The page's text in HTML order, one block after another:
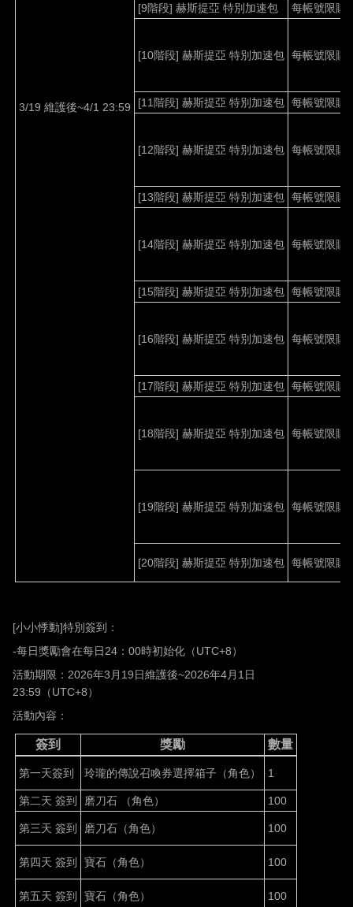
3/19 維護後~4/1 23:59
[9階段]赫斯提亞 特別加速包 每帳號限購
[10階段]赫斯提亞 特別加速包 每帳號限購
[11階段]赫斯提亞 特別加速包 每帳號限購
[12階段]赫斯提亞 特別加速包 每帳號限購
[13階段]赫斯提亞 特別加速包 每帳號限購
[14階段]赫斯提亞 特別加速包 每帳號限購
[15階段]赫斯提亞 特別加速包 每帳號限購
[16階段]赫斯提亞 特別加速包 每帳號限購
[17階段]赫斯提亞 特別加速包 每帳號限購
[18階段]赫斯提亞 特別加速包 每帳號限購
[19階段]赫斯提亞 特別加速包 每帳號限購
[20階段]赫斯提亞 特別加速包 每帳號限購
[小小悸動]特別簽到：
-每日獎勵會在每日24 ： 00時初始化（UTC+8）
活動期限： 2026年3 月 19日維護後~2026年4月 1 日
23:59 （UTC+8）
活動內容：
簽到 獎勵 數量
第一天簽到 玲瓏的傳說召喚券選擇箱子（角色） 1
第二天 簽到 磨刀石 （角色） 100
第三天 簽到 磨刀石（角色） 100
第四天 簽到 寶石（角色） 100
第五天 簽到 寶石（角色） 100